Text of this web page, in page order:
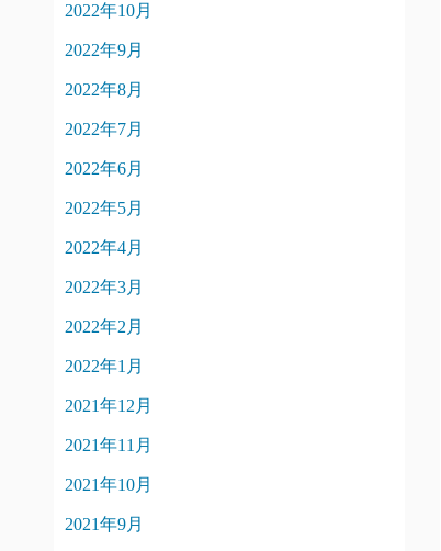
2022年10月
2022年9月
2022年8月
2022年7月
2022年6月
2022年5月
2022年4月
2022年3月
2022年2月
2022年1月
2021年12月
2021年11月
2021年10月
2021年9月